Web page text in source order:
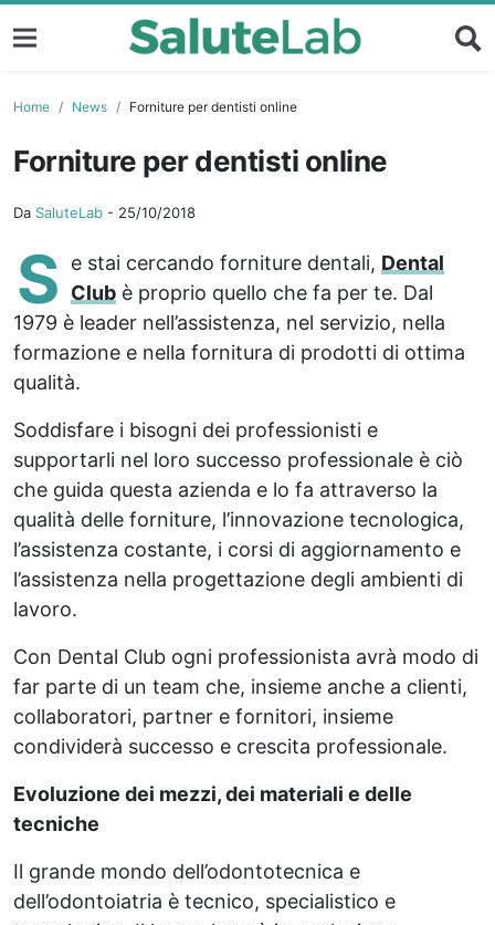
Home News Forniture per dentisti online
Forniture per dentisti online
Da SaluteLab - 25/10/2018
S e stai cercando forniture dentali, Dental
Club è proprio quello che fa per te. Dal
1979 è leader nell’assistenza, nel servizio, nella
formazione e nella fornitura di prodotti di ottima
qualità.
Soddisfare i bisogni dei professionisti e
supportarli nel loro successo professionale è ciò
che guida questa azienda e lo fa attraverso la
qualità delle forniture, l’innovazione tecnologica,
l’assistenza costante, i corsi di aggiornamento e
l’assistenza nella progettazione degli ambienti di
lavoro.
Con Dental Club ogni professionista avrà modo di
far parte di un team che, insieme anche a clienti,
collaboratori, partner e fornitori, insieme
condividerà successo e crescita professionale.
Evoluzione dei mezzi, dei materiali e delle
tecniche
Il grande mondo dell’odontotecnica e
dell’odontoiatria è tecnico, specialistico e